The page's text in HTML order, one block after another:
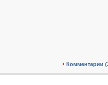
Комментарии